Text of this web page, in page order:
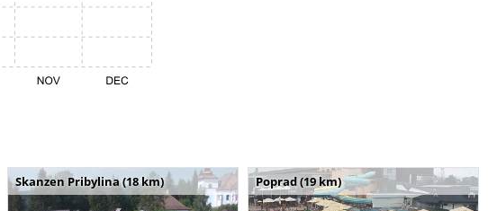
Skanzen Pribylina (18 km) Poprad (19 km)